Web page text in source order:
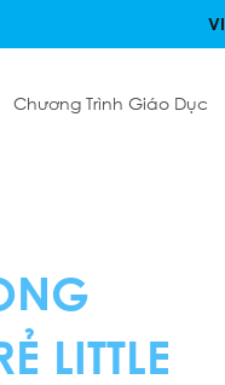
VI
Chương Trình Giáo Dục
LITTLE